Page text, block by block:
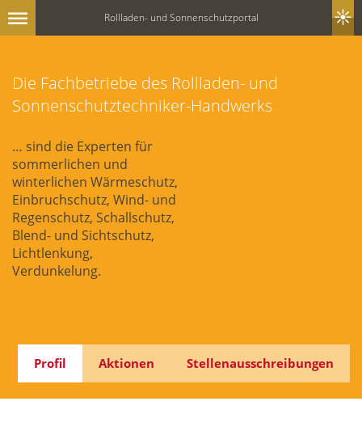
Rollladen- und Sonnenschutzportal
Die Fachbetriebe des Rollladen- und
Sonnenschutztechniker-Handwerks
… sind die Experten für
sommerlichen und
winterlichen Wärmeschutz,
Einbruchschutz, Wind- und
Regenschutz, Schallschutz,
Blend- und Sichtschutz,
Lichtlenkung,
Verdunkelung.
Profil Aktionen Stellenausschreibungen